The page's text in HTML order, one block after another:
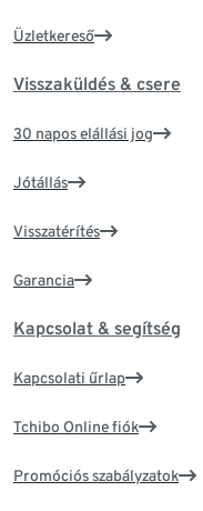
Üzletkereső
Visszaküldés & csere
30 napos elállási jog
Jótállás
Visszatérítés
Garancia
Kapcsolat & segítség
Kapcsolati űrlap
Tchibo Online fiók
Promóciós szabályzatok